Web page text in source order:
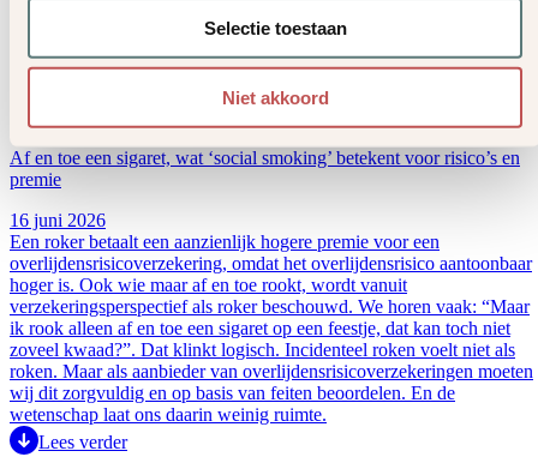
Selectie toestaan
Niet akkoord
Af en toe een sigaret, wat ‘social smoking’ betekent voor risico’s en
premie
16 juni 2026
Een roker betaalt een aanzienlijk hogere premie voor een
overlijdensrisicoverzekering, omdat het overlijdensrisico aantoonbaar
hoger is. Ook wie maar af en toe rookt, wordt vanuit
verzekeringsperspectief als roker beschouwd. We horen vaak: “Maar
ik rook alleen af en toe een sigaret op een feestje, dat kan toch niet
zoveel kwaad?”. Dat klinkt logisch. Incidenteel roken voelt niet als
roken. Maar als aanbieder van overlijdensrisicoverzekeringen moeten
wij dit zorgvuldig en op basis van feiten beoordelen. En de
wetenschap laat ons daarin weinig ruimte.
Lees verder